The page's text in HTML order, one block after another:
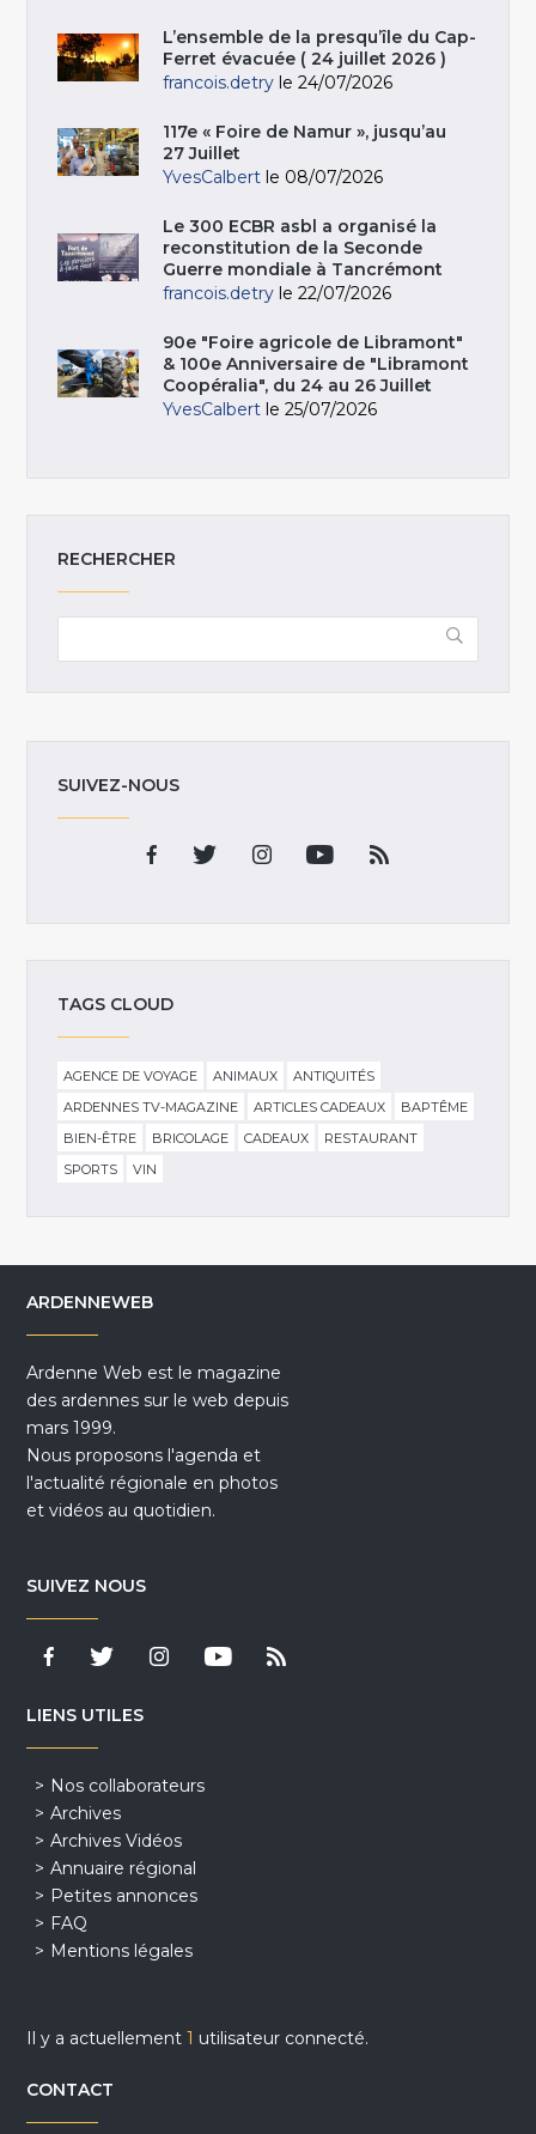
L’ensemble de la presqu’île du Cap-
Ferret évacuée ( 24 juillet 2026 )
francois.detry le 24/07/2026
117e « Foire de Namur », jusqu’au
27 Juillet
YvesCalbert le 08/07/2026
Le 300 ECBR asbl a organisé la
reconstitution de la Seconde
Guerre mondiale à Tancrémont
francois.detry le 22/07/2026
90e "Foire agricole de Libramont"
& 100e Anniversaire de "Libramont
Coopéralia", du 24 au 26 Juillet
YvesCalbert le 25/07/2026
RECHERCHER
SUIVEZ-NOUS
TAGS CLOUD
AGENCE DE VOYAGE ANIMAUX
ANTIQUITÉS
ARDENNES TV-MAGAZINE
ARTICLES CADEAUX
BAPTÊME
BIEN-ÊTRE
BRICOLAGE CADEAUX
RESTAURANT
SPORTS
VIN
ARDENNEWEB
Ardenne Web est le magazine
des ardennes sur le web depuis
mars 1999.
Nous proposons l'agenda et
l'actualité régionale en photos
et vidéos au quotidien.
SUIVEZ NOUS
LIENS UTILES
Nos collaborateurs
Archives
Archives Vidéos
Annuaire régional
Petites annonces
FAQ
Mentions légales
Il y a actuellement1 utilisateur connecté.
CONTACT